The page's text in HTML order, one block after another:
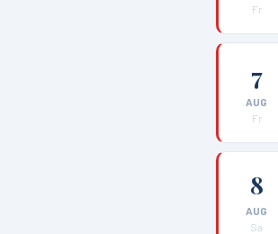
Fr
7
AUG
Fr
8
AUG
Sa